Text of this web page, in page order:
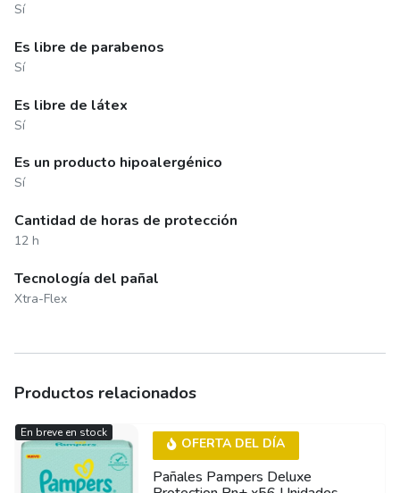
Sí
Es libre de parabenos
Sí
Es libre de látex
Sí
Es un producto hipoalergénico
Sí
Cantidad de horas de protección
12 h
Tecnología del pañal
Xtra-Flex
Productos relacionados
Pañales Pampers Deluxe
OFERTA DEL DÍA
En breve en stock